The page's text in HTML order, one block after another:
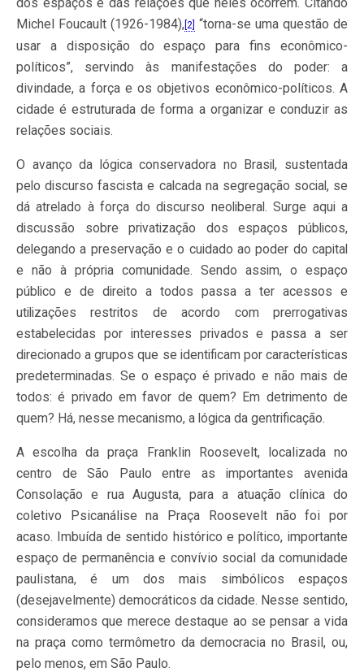
Michel Foucault (1926-1984), [2] “torna-se uma questão de
usar a disposição do espaço para fins econômico-
políticos”, servindo às manifestações do poder: a
divindade, a força e os objetivos econômico-políticos. A
cidade é estruturada de forma a organizar e conduzir as
relações sociais.
O avanço da lógica conservadora no Brasil, sustentada
pelo discurso fascista e calcada na segregação social, se
dá atrelado à força do discurso neoliberal. Surge aqui a
discussão sobre privatização dos espaços públicos,
delegando a preservação e o cuidado ao poder do capital
e não à própria comunidade. Sendo assim, o espaço
público e de direito a todos passa a ter acessos e
utilizações restritos de acordo com prerrogativas
estabelecidas por interesses privados e passa a ser
direcionado a grupos que se identificam por características
predeterminadas. Se o espaço é privado e não mais de
todos: é privado em favor de quem? Em detrimento de
quem? Há, nesse mecanismo, a lógica da gentrificação.
A escolha da praça Franklin Roosevelt, localizada no
centro de São Paulo entre as importantes avenida
Consolação e rua Augusta, para a atuação clínica do
coletivo Psicanálise na Praça Roosevelt não foi por
acaso. Imbuída de sentido histórico e político, importante
espaço de permanência e convívio social da comunidade
paulistana, é um dos mais simbólicos espaços
(desejavelmente) democráticos da cidade. Nesse sentido,
consideramos que merece destaque ao se pensar a vida
na praça como termômetro da democracia no Brasil, ou,
pelo menos, em São Paulo.